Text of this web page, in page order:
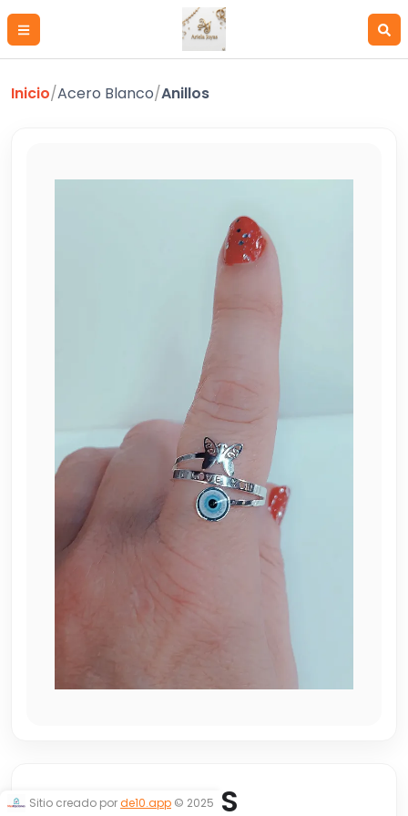
Inicio/Acero Blanco/Anillos
ANILLO OJITOS
Sitio creado porde10.app © 2025